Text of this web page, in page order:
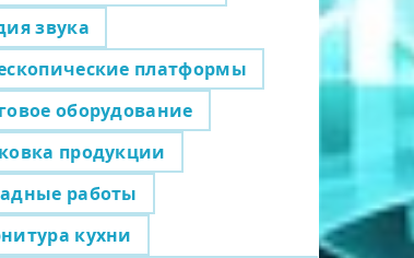
звука
платформы
оборудование
продукции
работы
кухни